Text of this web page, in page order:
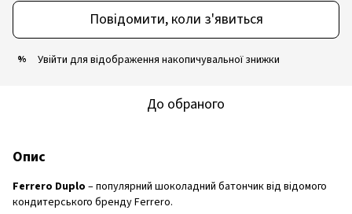
Повідомити, коли з'явиться
% Увійти для відображення накопичувальної знижки
До обраного
Опис
Ferrero Duplo – популярний шоколадний батончик від відомого
кондитерського бренду Ferrero.